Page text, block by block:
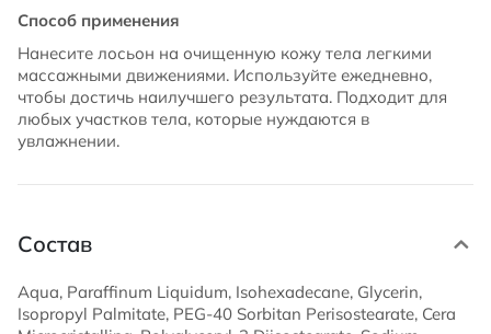
Способ применения
Нанесите лосьон на очищенную кожу тела легкими
массажными движениями. Используйте ежедневно,
чтобы достичь наилучшего результата. Подходит для
любых участков тела, которые нуждаются в
увлажнении.
Состав
Aqua, Paraffinum Liquidum, Isohexadecane, Glycerin,
Isopropyl Palmitate, PEG-40 Sorbitan Perisostearate, Cera